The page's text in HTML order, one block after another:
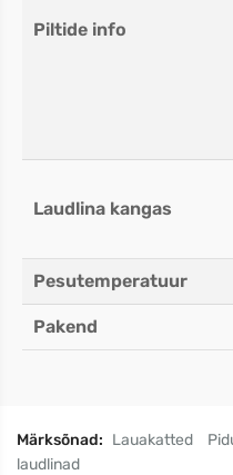
Piltide info
Laudlina kangas
Pesutemperatuur
Pakend
Märksõnad: Lauakatted
laudlinad